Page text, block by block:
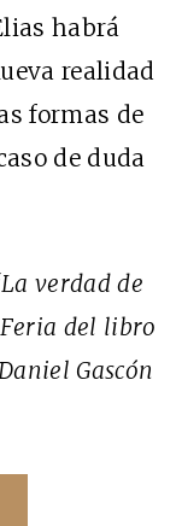
habrá
realidad
formas de
de duda
verdad de
del libro
Gascón